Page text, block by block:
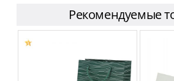
Рекомендуемые